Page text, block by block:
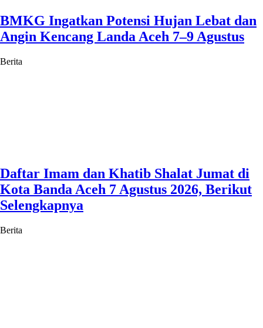
BMKG Ingatkan Potensi Hujan Lebat dan
Angin Kencang Landa Aceh 7–9 Agustus
Berita
Daftar Imam dan Khatib Shalat Jumat di
Kota Banda Aceh 7 Agustus 2026, Berikut
Selengkapnya
Berita